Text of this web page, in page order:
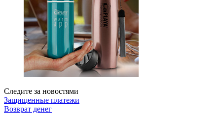
Следите за новостями
Защищенные платежи
Возврат денег